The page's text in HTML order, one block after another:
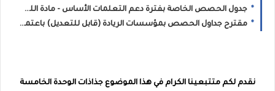
جدول الحصص الخاصة بفترة دعم التعلمات الأساس - مادة اللغة الفرنسية للمستوى الخامس والسادس
مقترح جداول الحصص بمؤسسات الريادة (قابل للتعديل) باعتماد التخصص من المستوى الثاني إلى السادس ابتدائي
نقدم لكم متتبعينا الكرام في هذا الموضوع جذاذات الوحدة الخامسة